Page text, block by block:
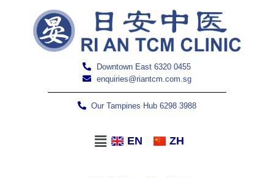
Downtown East 6320 0455
enquiries@riantcm.com.sg
Our Tampines Hub 6298 3988
EN ZH